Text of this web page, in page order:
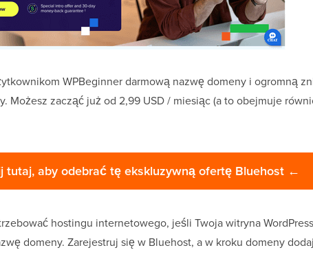
WPBeginner darmową nazwę domeny i ogromną
Możesz zacząć już od 2,99 USD / miesiąc (a to obejmuje
tutaj, aby odebrać tę ekskluzywną ofertę Bluehost ←
hostingu internetowego, jeśli Twoja witryna
domeny. Zarejestruj się w Bluehost, a w kroku domeny